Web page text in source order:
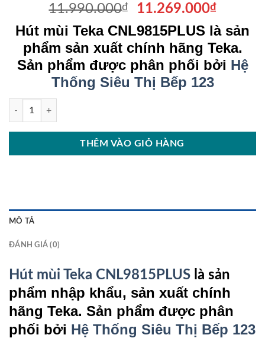
11.990.000₫
Giá
gốc
là:
11.990.000₫.
11.269.000₫Giá
hiện
tại
là:
Hút mùi Teka CNL9815PLUS là sản
phẩm sản xuất chính hãng Teka.
Sản phẩm được phân phối bởi Hệ
Thống Siêu Thị Bếp 123
Hút mùi Teka CNL9815PLUS số lượng
THÊM VÀO GIỎ HÀNG
MÔ TẢ
ĐÁNH GIÁ (0)
Hút mùi Teka CNL9815PLUS là sản
phẩm nhập khẩu, sản xuất chính
hãng Teka. Sản phẩm được phân
phối bởi Hệ Thống Siêu Thị Bếp 123